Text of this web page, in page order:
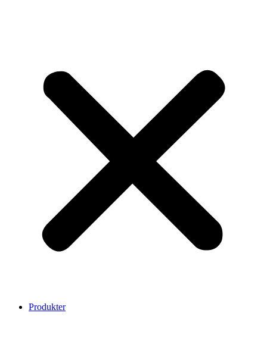
Produkter